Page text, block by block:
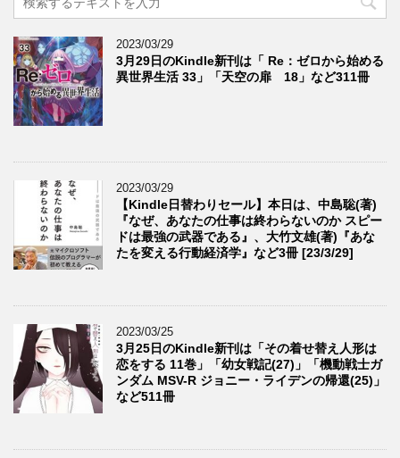
2023/03/29
3月29日のKindle新刊は「 Re：ゼロから始める
異世界生活 33」「天空の扉 18」など311冊
2023/03/29
【Kindle日替わりセール】本日は、中島聡(著)
『なぜ、あなたの仕事は終わらないのか スピー
ドは最強の武器である』、大竹文雄(著)『あな
たを変える行動経済学』など3冊 [23/3/29]
2023/03/25
3月25日のKindle新刊は「その着せ替え人形は
恋をする 11巻」「幼女戦記(27)」「機動戦士ガ
ンダム MSV-R ジョニー・ライデンの帰還(25)」
など511冊